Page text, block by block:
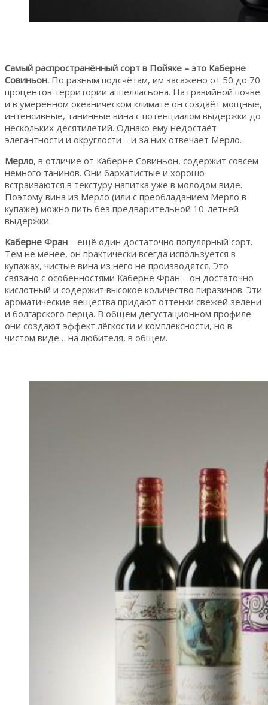
Самый распространённый сорт в Пойяке – это Каберне
Совиньон. По разным подсчётам, им засажено от 50 до 70
процентов территории аппелласьона. На гравийной почве
и в умеренном океаническом климате он создаёт мощные,
интенсивные, танинные вина с потенциалом выдержки до
нескольких десятилетий. Однако ему недостаёт
элегантности и округлости – и за них отвечает Мерло.
Мерло, в отличие от Каберне Совиньон, содержит совсем
немного танинов. Они бархатистые и хорошо
встраиваются в текстуру напитка уже в молодом виде.
Поэтому вина из Мерло (или с преобладанием Мерло в
купаже) можно пить без предварительной 10-летней
выдержки.
Каберне Фран – ещё один достаточно популярный сорт.
Тем не менее, он практически всегда используется в
купажах, чистые вина из него не производятся. Это
связано с особенностями Каберне Фран – он достаточно
кислотный и содержит высокое количество пиразинов. Эти
ароматические вещества придают оттенки свежей зелени
и болгарского перца. В общем дегустационном профиле
они создают эффект лёгкости и комплексности, но в
чистом виде… на любителя, в общем.